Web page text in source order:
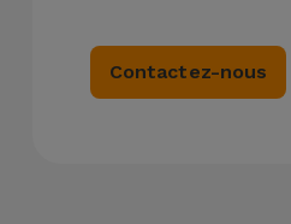
Contactez-nous